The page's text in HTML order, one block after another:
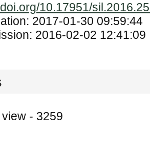
10.17951/
2017-01-30 09:59:44
2016-02-02 12:41:09
- 3259